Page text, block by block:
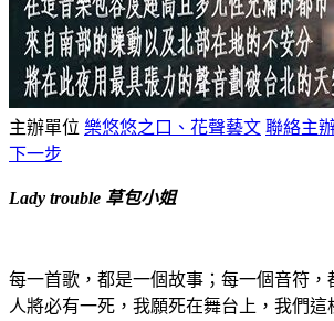
主辦單位 樂悠悠之口、花聲藝文 聯絡主
下一步
Lady trouble 草包小姐
每一首歌，都是一個故事；每一個音符，
人將必有一死，我願死在舞台上，我們這